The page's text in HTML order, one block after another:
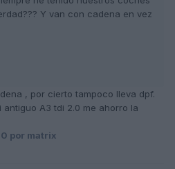
Y van con cadena en vez
, por cierto tampoco lleva dpf.
A3 tdi 2.0 me ahorro la
por matrix